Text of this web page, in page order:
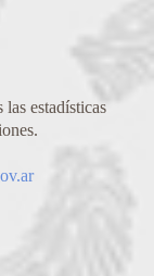
las estadísticas